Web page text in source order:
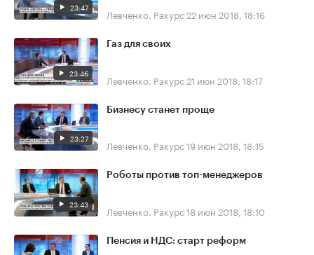
23:47 Левченко. Ракурс 22 июн 2018, 18:16
23:46
Газ для своих
Левченко. Ракурс 21 июн 2018, 18:17
23:27
Бизнесу станет проще
Левченко. Ракурс19 июн 2018, 18:15
23:43
Роботы против топ-менеджеров
Левченко. Ракурс18 июн 2018, 18:10
Пенсия и НДС: старт реформ